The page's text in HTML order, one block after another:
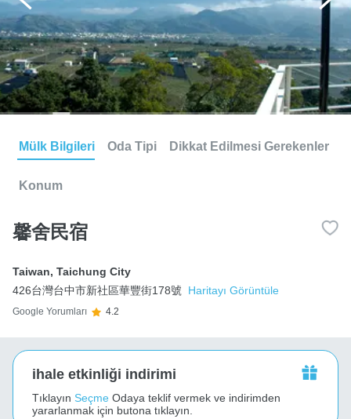
Mülk Bilgileri Oda Tipi Dikkat Edilmesi Gerekenler
Konum
馨舍民宿
Taiwan, Taichung City
426台灣台中市新社區華豐街178號
Haritayı Görüntüle
Google Yorumları 4.2
ihale etkinliği indirimi
Tıklayın Seçme Odaya teklif vermek ve indirimden
yararlanmak için butona tıklayın.